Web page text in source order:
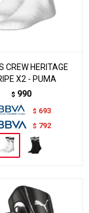
CREW HERITAGE
X2 - PUMA
$ 990
$ 693
$ 792